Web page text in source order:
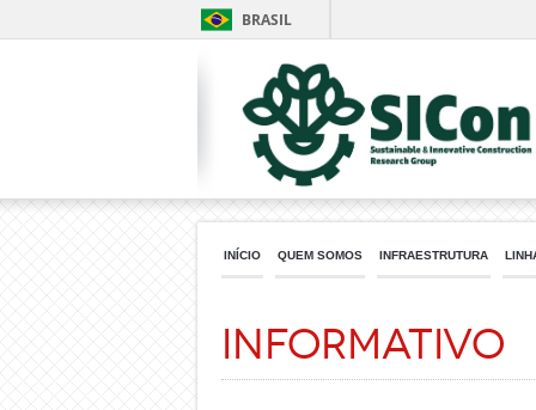
BRASIL
INÍCIO QUEM SOMOS INFRAESTRUTURA
Informativo